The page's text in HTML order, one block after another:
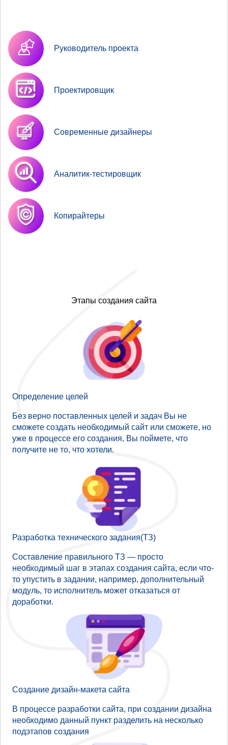
Руководитель проекта
Проектировщик
Современные дизайнеры
Аналитик-тестировщик
Копирайтеры
Этапы создания сайта
Определение целей
Без верно поставленных целей и задач Вы не
сможете создать необходимый сайт или сможете, но
уже в процессе его создания, Вы поймете, что
получите не то, что хотели.
Разработка технического задания(ТЗ)
Составление правильного ТЗ — просто
необходимый шаг в этапах создания сайта, если что-
то упустить в задании, например, дополнительный
модуль, то исполнитель может отказаться от
доработки.
Создание дизайн-макета сайта
В процессе разработки сайта, при создании дизайна
необходимо данный пункт разделить на несколько
подэтапов создания